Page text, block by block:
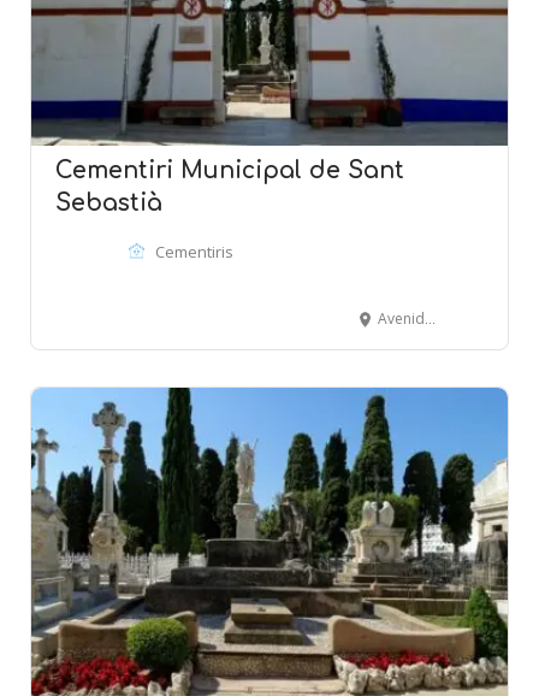
Cementiri Municipal de Sant
Sebastià
Cementiris
Avenida Balmins - SITGES